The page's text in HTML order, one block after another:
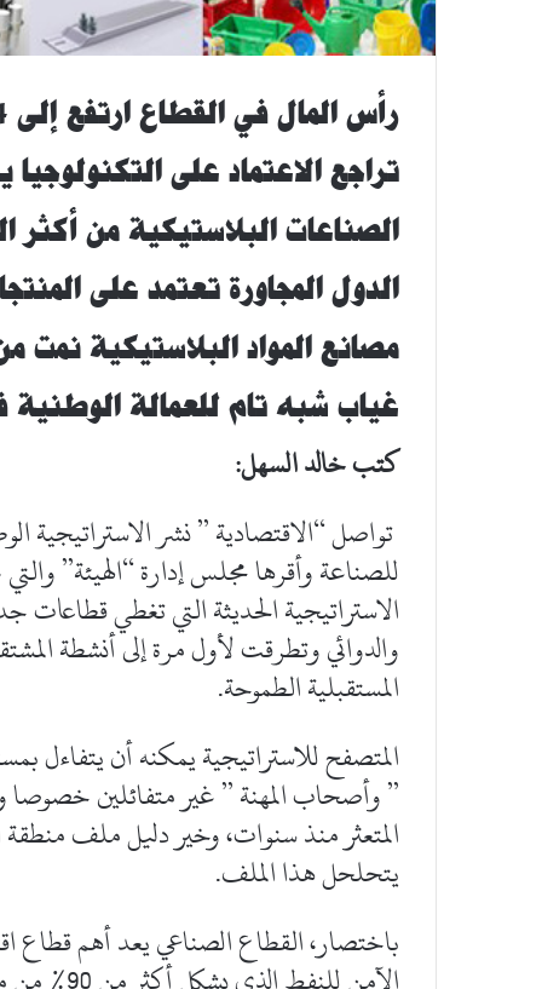
رأس المال في القطاع ارتفع إلى 824 مليون دينار كويتي
تراجع الاعتماد على التكنولوجيا
الصناعات البلاستيكية من
الدول المجاورة تعتمد على
مصانع المواد البلاستيكية نمت من 80 إلى 85 مصنع بمعدل مركب
غياب شبه تام للعمالة الوطنية
كتب خالد السهل:
تواصل “الاقتصادية ” نشر الاستراتيجية
للصناعة وأقرها مجلس إدارة “الهيئة”
الاستراتيجية الحديثة التي تغطي قطاعات
والدوائي وتطرقت لأول مرة إلى أنشطة
المستقبلية الطموحة.
المتصفح للاستراتيجية يمكنه أن يتفاءل
” وأصحاب المهنة ” غير متفائلين خصوصا
يتحلحل هذا الملف.
باختصار، القطاع الصناعي يعد أهم